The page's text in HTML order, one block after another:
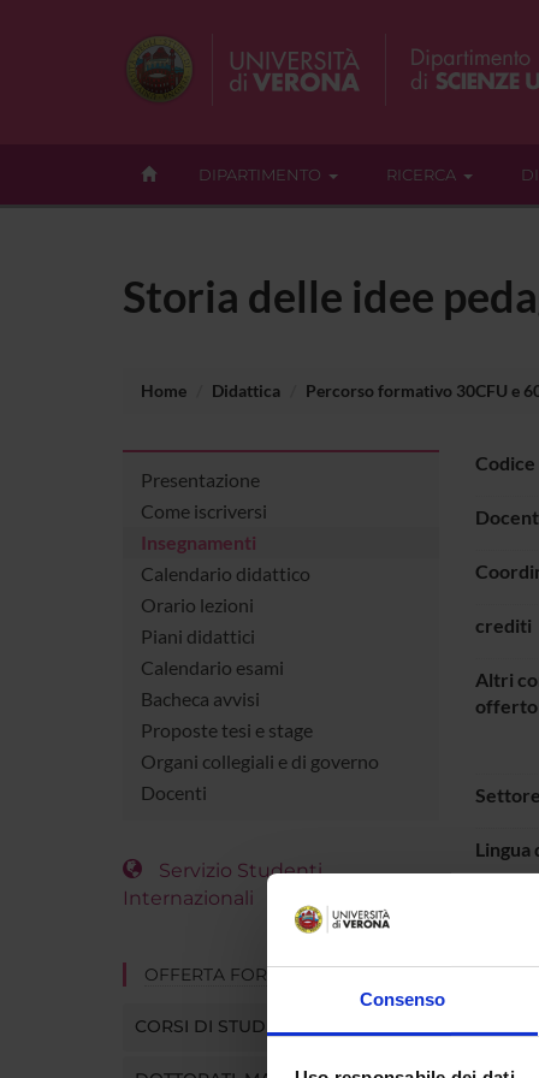
Consenso
DIPARTIMENTO RICERCA
Storia delle idee
Home Didattica Percorso formativo 30CFU e
Presentazione
Come iscriversi
Insegnamenti
Calendario didattico
Orario lezioni
Piani didattici
Calendario esami
Bacheca avvisi
Proposte tesi e stage
Organi collegiali e di governo
Docenti
Servizio Studenti
Internazionali
OFFERTA FORMATIVA
CORSI DI STUDIO
crediti
Altri
offerto
Lingua
Vai